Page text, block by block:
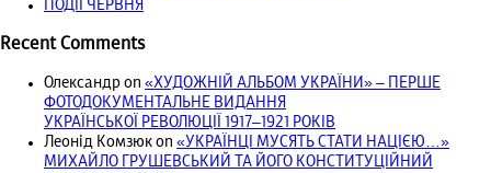
ПОДІЇ ЧЕРВНЯ
Recent Comments
Олександр on «ХУДОЖНІЙ АЛЬБОМ УКРАЇНИ» – ПЕРШЕ
ФОТОДОКУМЕНТАЛЬНЕ ВИДАННЯ
УКРАЇНСЬКОЇ РЕВОЛЮЦІЇ 1917‒1921 РОКІВ
Леонід Комзюк on «УКРАЇНЦІ МУСЯТЬ СТАТИ НАЦІЄЮ…»
МИХАЙЛО ГРУШЕВСЬКИЙ ТА ЙОГО КОНСТИТУЦІЙНИЙ